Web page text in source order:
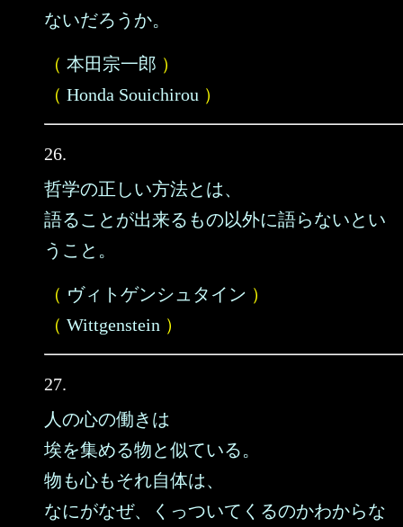
ないだろうか。
（ 本田宗一郎 ）
（ Honda Souichirou ）
26.
哲学の正しい方法とは、
語ることが出来るもの以外に語らないとい
うこと。
（ ヴィトゲンシュタイン ）
（ Wittgenstein ）
27.
人の心の働きは
埃を集める物と似ている。
物も心もそれ自体は、
なにがなぜ、くっついてくるのかわからな